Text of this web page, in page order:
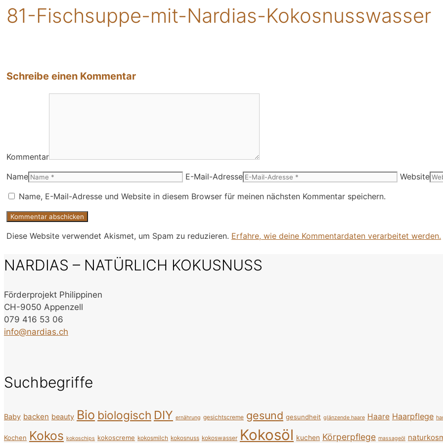
81-Fischsuppe-mit-Nardias-Kokosnusswasser
Schreibe einen Kommentar
Kommentar
Name
E-Mail-Adresse
Website
Name, E-Mail-Adresse und Website in diesem Browser für meinen nächsten Kommentar speichern.
Diese Website verwendet Akismet, um Spam zu reduzieren. Erfahre, wie deine Kommentardaten verarbeitet werden.
NARDIAS – NATÜRLICH KOKUSNUSS
Förderprojekt Philippinen
CH-9050 Appenzell
079 416 53 06
info@nardias.ch
Suchbegriffe
Baby backen beauty Bio biologisch DIY ernährung gesichtscreme gesund gesundheit glänzende haare Haare Haarpflege
Kochen Kokos kokoschips kokoscreme kokosmilch kokosnuss kokoswasser Kokosöl kuchen Körperpflege massageöl